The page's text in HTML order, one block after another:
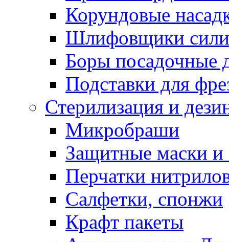
Корундовые
Шлифовщики
Боры посадочные
Подставки для
Стерилизация и
Микробраши
Защитные маски и
Перчатки
Салфетки, спонжи
Крафт пакеты